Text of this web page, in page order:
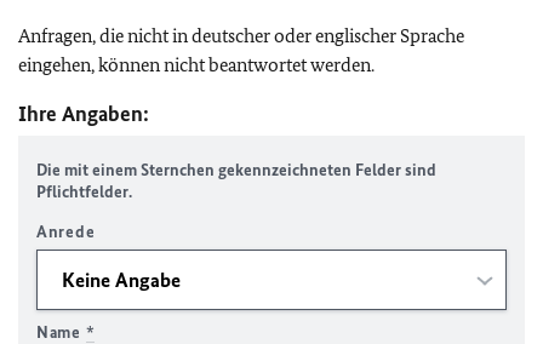
Anfragen, die nicht in deutscher oder englischer Sprache
eingehen, können nicht beantwortet werden.
Ihre Angaben:
Die mit einem Sternchen gekennzeichneten Felder sind
Pflichtfelder.
Anrede
Name *